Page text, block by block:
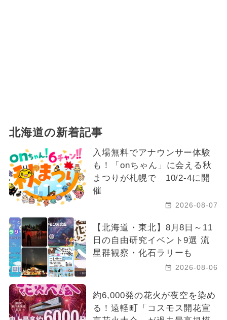
北海道の新着記事
入場無料でアナウンサー体験
も！「onちゃん」に会える秋
まつりが札幌で 10/2-4に開
催
2026-08-07
【北海道・東北】8月8日～11
日の自由研究イベント9選 流
星群観察・化石ラリーも
2026-08-06
約6,000発の花火が夜空を染め
る！遠軽町「コスモス開花宣